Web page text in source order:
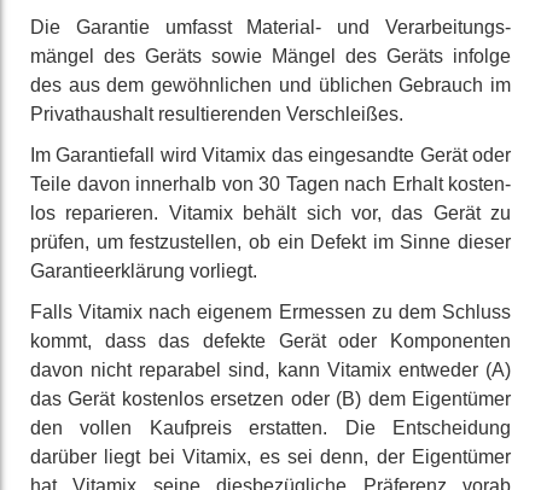
Die Garantie umfasst Material- und Ver­arbeitungs­
mängel des Geräts sowie Mängel des Geräts infolge
des aus dem gewöhn­lichen und üblichen Gebrauch im
Privat­haushalt resul­tierenden Ver­schleißes.
Im Garantie­fall wird Vitamix das ein­gesandte Gerät oder
Teile davon innerhalb von 30 Tagen nach Erhalt kosten­
los repa­rieren. Vitamix behält sich vor, das Gerät zu
prüfen, um fest­zustellen, ob ein Defekt im Sinne dieser
Garantie­erklärung vorliegt.
Falls Vitamix nach eigenem Ermessen zu dem Schluss
kommt, dass das defekte Gerät oder Kom­ponenten
davon nicht reparabel sind, kann Vitamix entweder (A)
das Gerät kostenlos ersetzen oder (B) dem Eigen­tümer
den vollen Kaufpreis erstatten. Die Ent­scheidung
darüber liegt bei Vitamix, es sei denn, der Eigen­tümer
hat Vitamix seine dies­bezüg­liche Präferenz vorab